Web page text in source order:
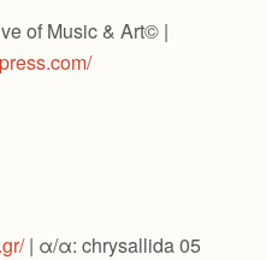
of Music & Art© |
| α/α: chrysallida 05